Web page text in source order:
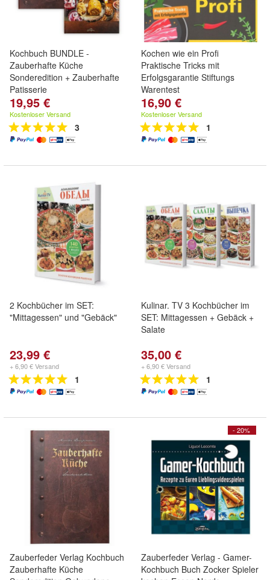
Kochbuch BUNDLE -
Zauberhafte Küche
Sonderedition + Zauberhafte
Patisserie
19,95 €
Kostenloser Versand
3
Kochen wie ein Profi
Praktische Tricks mit
Erfolgsgarantie Stiftungs
Warentest
16,90 €
Kostenloser Versand
1
2 Kochbücher im SET:
"Mittagessen" und "Gebäck"
23,99 €
+ 6,90 € Versand
1
Kulinar. TV 3 Kochbücher im
SET: Mittagessen + Gebäck +
Salate
35,00 €
+ 6,90 € Versand
1
Zauberfeder Verlag Kochbuch
Zauberhafte Küche
- 20%
Zauberfeder Verlag - Gamer-
Kochbuch Buch Zocker Spieler